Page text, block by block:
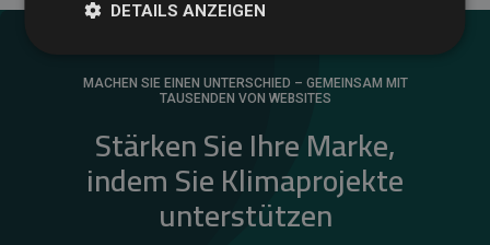
MACHEN SIE EINEN UNTERSCHIED – GEMEINSAM MIT
TAUSENDEN VON WEBSITES
Stärken Sie Ihre Marke,
indem Sie Klimaprojekte
unterstützen
DETAILS ANZEIGEN